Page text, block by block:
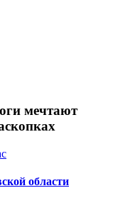
мечтают
области